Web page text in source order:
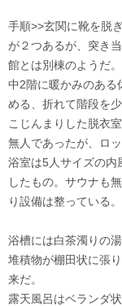
手順>>玄関に靴を脱
が２つあるが、突き
館とは別棟のようだ。
中2階に暖かみのある
める、折れて階段を
こじんまりした脱衣
無人であったが、ロ
浴室は5人サイズの内
したもの。サウナも
り設備は整っている。
浴槽には白茶濁りの
堆積物が棚田状に張
来だ。
露天風呂はベランダ